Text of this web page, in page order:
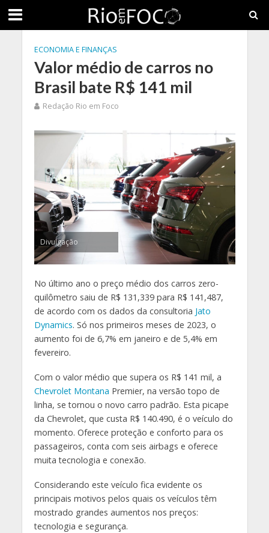
ECONOMIA E FINANÇAS
Valor médio de carros no
Brasil bate R$ 141 mil
Redação Rio em Foco
Divulgação
No último ano o preço médio dos carros zero-
quilômetro saiu de R$ 131,339 para R$ 141,487,
de acordo com os dados da consultoria Jato
Dynamics. Só nos primeiros meses de 2023, o
aumento foi de 6,7% em janeiro e de 5,4% em
fevereiro.
Com o valor médio que supera os R$ 141 mil, a
Chevrolet Montana Premier, na versão topo de
linha, se tornou o novo carro padrão. Esta picape
da Chevrolet, que custa R$ 140.490, é o veículo do
momento. Oferece proteção e conforto para os
passageiros, conta com seis airbags e oferece
muita tecnologia e conexão.
Considerando este veículo fica evidente os
principais motivos pelos quais os veículos têm
mostrado grandes aumentos nos preços:
tecnologia e segurança.